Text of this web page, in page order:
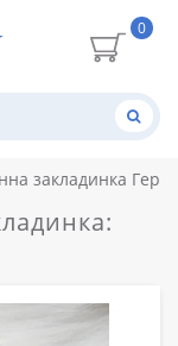
0
закладинка